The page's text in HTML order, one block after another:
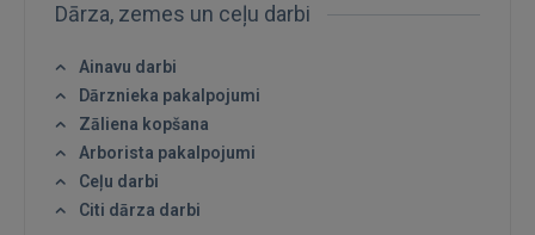
Dārza, zemes un ceļu darbi
Ainavu darbi
Dārznieka pakalpojumi
Zāliena kopšana
Arborista pakalpojumi
Ceļu darbi
Citi dārza darbi